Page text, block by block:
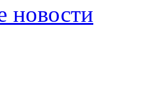
новости